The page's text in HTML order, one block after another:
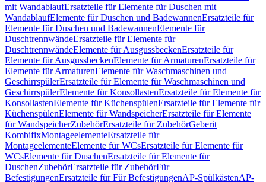
mit WandablaufErsatzteile für Elemente für Duschen mit
WandablaufElemente für Duschen und BadewannenErsatzteile für
Elemente für Duschen und BadewannenElemente für
DuschtrennwändeErsatzteile für Elemente für
DuschtrennwändeElemente für AusgussbeckenErsatzteile für
Elemente für AusgussbeckenElemente für ArmaturenErsatzteile für
Elemente für ArmaturenElemente für Waschmaschinen und
GeschirrspülerErsatzteile für Elemente für Waschmaschinen und
GeschirrspülerElemente für KonsollastenErsatzteile für Elemente für
KonsollastenElemente für KüchenspülenErsatzteile für Elemente für
KüchenspülenElemente für WandspeicherErsatzteile für Elemente
für WandspeicherZubehörErsatzteile für ZubehörGeberit
KombifixMontageelementeErsatzteile für
MontageelementeElemente für WCsErsatzteile für Elemente für
WCsElemente für DuschenErsatzteile für Elemente für
DuschenZubehörErsatzteile für ZubehörFür
BefestigungenErsatzteile für Für BefestigungenAP-SpülkästenAP-